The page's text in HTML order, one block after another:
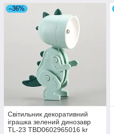
–36%
Світильник декоративний
іграшка зелений динозавр
TL-23 TBD0602965016 kr